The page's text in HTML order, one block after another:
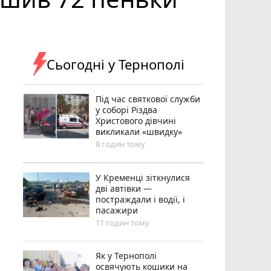
Сьогодні у Тернополі
Під час святкової служби
у соборі Різдва
Христового дівчині
викликали «швидку»
8 годин тому
У Кременці зіткнулися
дві автівки —
постраждали і водії, і
пасажири
11 годин тому
Як у Тернополі
освячують кошики на